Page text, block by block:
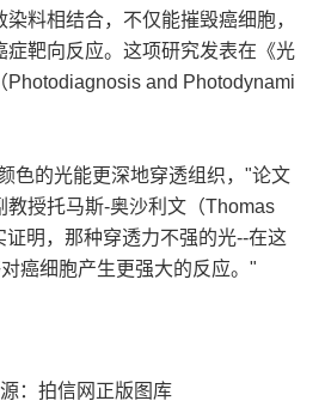
料相结合，不仅能摧毁癌细胞，
症靶向反应。这项研究发表在《光
Photodiagnosis and Photodynami
色的光能更深地穿透组织，"论文
教授托马斯-奥沙利文（Thomas
明，那种穿透力不强的光--在这
癌细胞产生更强大的反应。"
：拍信网正版图库